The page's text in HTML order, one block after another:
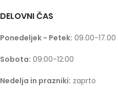
DELOVNI ČAS
Ponedeljek - Petek: 09.00-17.00
Sobota: 09:00-12:00
Nedelja in prazniki: zaprto